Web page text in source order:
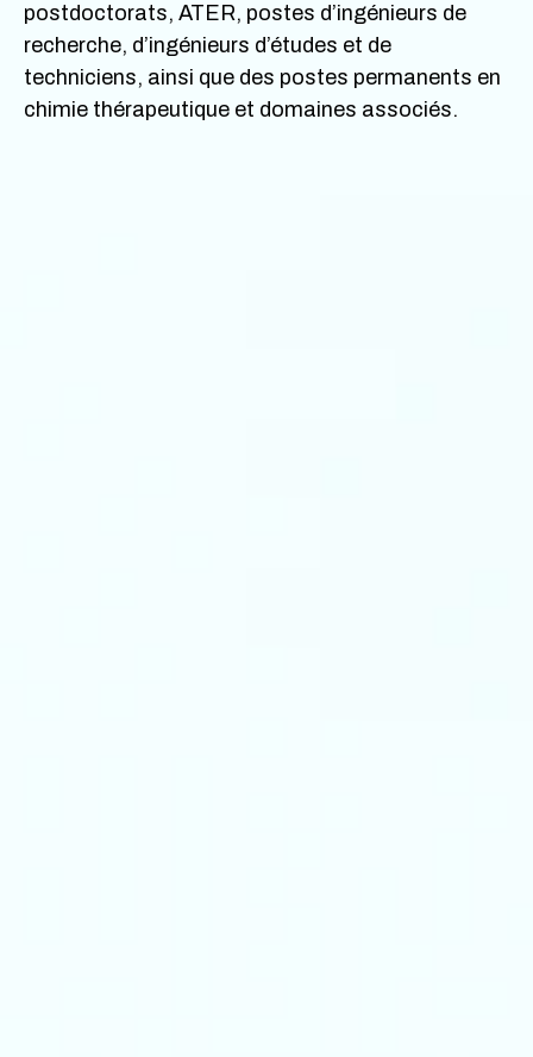
postdoctorats, ATER, postes d’ingénieurs de
recherche, d’ingénieurs d’études et de
techniciens, ainsi que des postes permanents en
chimie thérapeutique et domaines associés.